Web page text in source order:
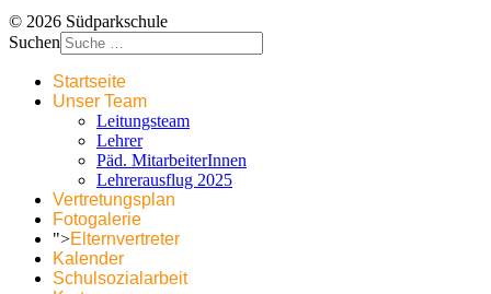
© 2026 Südparkschule
Suchen
Startseite
Unser Team
Leitungsteam
Lehrer
Päd. MitarbeiterInnen
Lehrerausflug 2025
Vertretungsplan
Fotogalerie
">Elternvertreter
Kalender
Schulsozialarbeit